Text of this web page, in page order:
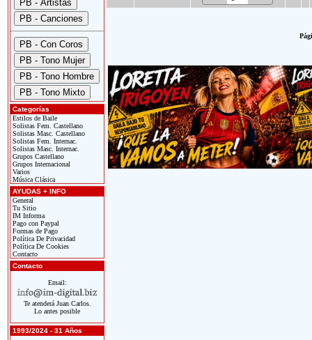
Categorías
Estilos de Baile
Solistas Fem. Castellano
Solistas Masc. Castellano
Solistas Fem. Internac.
Solistas Masc. Internac.
Grupos Castellano
Grupos Internacional
Varios
Música Clásica
AYUDAS + INFO
General
Tu Sitio
IM Informa
Pago con Paypal
Formas de Pago
Política De Privacidad
Política De Cookies
Contacto
Contacto
Email:
Te atenderá Juan Carlos.
Lo antes posible
1993/2024 - 31 Años